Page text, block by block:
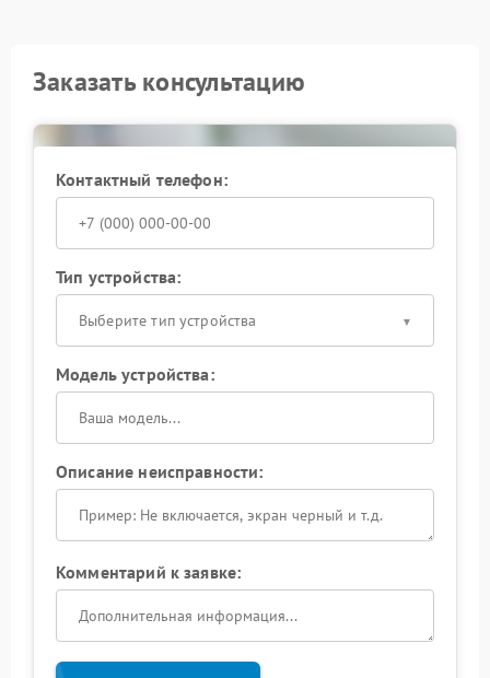
Заказать консультацию
Контактный телефон:
Тип устройства:
Выберите тип устройства
Модель устройства:
Описание неисправности:
Комментарий к заявке: